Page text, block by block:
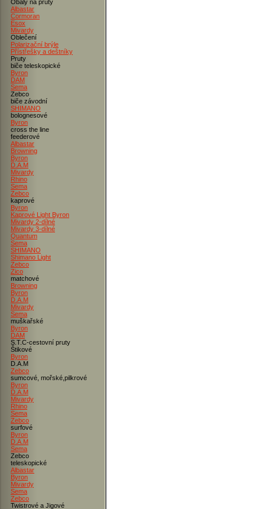
Obaly na pruty
Albastar
Cormoran
Esox
Mivardy
Oblečení
Polarizační brýle
Přístřešky a deštníky
Pruty
biče teleskopické
Byron
DAM
Sema
Zebco
biče závodní
SHIMANO
bolognesové
Byron
cross the line
feederové
Albastar
Browning
Byron
D.A.M
Mivardy
Rhino
Sema
Zebco
kaprové
Byron
Kaprové Light Byron
Mivardy 2-dílné
Mivardy 3-dílné
Quantum
Sema
SHIMANO
Shimano Light
Zebco
Zico
matchové
Browning
Byron
D.A.M
Mivardy
Sema
muškařské
Byron
DAM
S.T.C-cestovní pruty
Štikové
Byron
D.A.M
Zebco
sumcové, mořské,pilkrové
Byron
D.A.M
Mivardy
Rhino
Sema
Zebco
surfové
Byron
D.A.M
Sema
Zebco
teleskopické
Albastar
Byron
Mivardy
Sema
Zebco
Twistrové a Jigové